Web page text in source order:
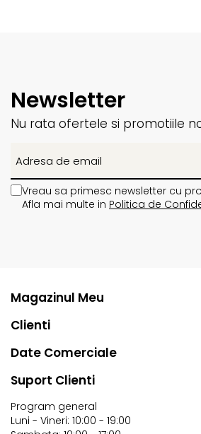
Newsletter
Nu rata ofertele si promotiile
Vreau sa primesc newsletter cu
Afla mai multe in Politica de
Magazinul Meu
Clienti
Date Comerciale
Suport Clienti
Program general
Luni - Vineri: 10:00 - 19:00